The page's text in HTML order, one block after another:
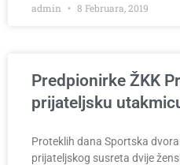
admin 8 Februara, 2019
Predpionirke ŽKK
prijateljsku
Proteklih dana Sportska
prijateljskog susreta dvije